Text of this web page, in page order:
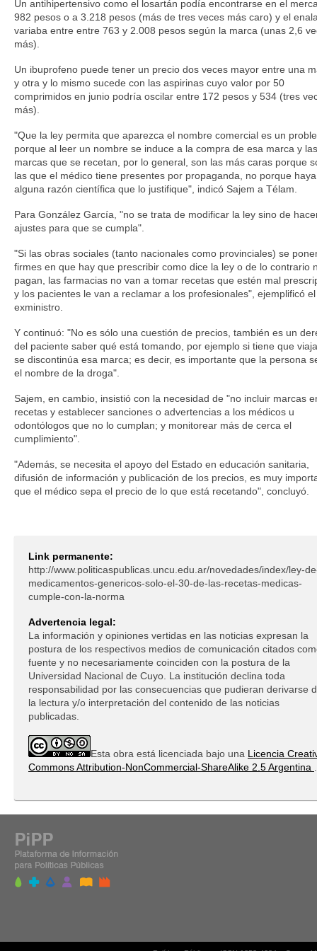
Un antihipertensivo como el losartán podía encontrarse en el
982 pesos o a 3.218 pesos (más de tres veces más caro) y el
variaba entre entre 763 y 2.008 pesos según la marca (unas 2,6
más).
Un ibuprofeno puede tener un precio dos veces mayor entre una
y otra y lo mismo sucede con las aspirinas cuyo valor por 50
comprimidos en junio podría oscilar entre 172 pesos y 534 (tres
más).
"Que la ley permita que aparezca el nombre comercial es un
porque al leer un nombre se induce a la compra de esa marca y las
marcas que se recetan, por lo general, son las más caras porque
las que el médico tiene presentes por propaganda, no porque haya
alguna razón científica que lo justifique", indicó Sajem a Télam.
Para González García, "no se trata de modificar la ley sino de
ajustes para que se cumpla".
"Si las obras sociales (tanto nacionales como provinciales) se
firmes en que hay que prescribir como dice la ley o de lo contrario
pagan, las farmacias no van a tomar recetas que estén mal
y los pacientes le van a reclamar a los profesionales", ejemplificó el
exministro.
Y continuó: "No es sólo una cuestión de precios, también es un
del paciente saber qué está tomando, por ejemplo si tiene que
se discontinúa esa marca; es decir, es importante que la persona
el nombre de la droga".
Sajem, en cambio, insistió con la necesidad de "no incluir marcas
recetas y establecer sanciones o advertencias a los médicos u
odontólogos que no lo cumplan; y monitorear más de cerca el
cumplimiento".
"Además, se necesita el apoyo del Estado en educación sanitaria,
difusión de información y publicación de los precios, es muy
que el médico sepa el precio de lo que está recetando", concluyó.
Link permanente:
http://www.politicaspublicas.uncu.edu.ar/novedades/index/ley-
medicamentos-genericos-solo-el-30-de-las-recetas-medicas-
cumple-con-la-norma
Advertencia legal:
La información y opiniones vertidas en las noticias expresan la
postura de los respectivos medios de comunicación citados
fuente y no necesariamente coinciden con la postura de la
Universidad Nacional de Cuyo. La institución declina toda
responsabilidad por las consecuencias que pudieran derivarse
la lectura y/o interpretación del contenido de las noticias
publicadas.
Esta obra está licenciada bajo una Licencia
Commons Attribution-NonCommercial-ShareAlike 2.5 Argentina .